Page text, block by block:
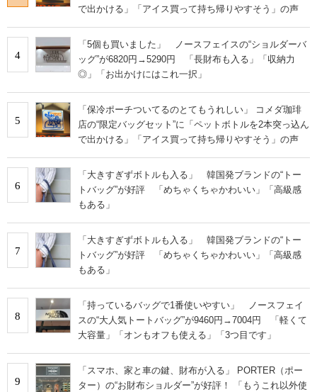
で出かける」「アイス買って持ち帰りやすそう」の声
4
「5個も買いました」 ノースフェイスの“ショルダーバ
ッグ”が6820円→5290円 「長財布も入る」「収納力
◎」「お出かけにはこれ一択」
5
「保冷ポーチついてるのとてもうれしい」 コメダ珈琲
店の“限定バッグセット”に「ペットボトルを2本突っ込ん
で出かける」「アイス買って持ち帰りやすそう」の声
6
「大きすぎずボトルも入る」 韓国発ブランドの“トー
トバッグ”が好評 「めちゃくちゃかわいい」「高級感
もある」
7
「大きすぎずボトルも入る」 韓国発ブランドの“トー
トバッグ”が好評 「めちゃくちゃかわいい」「高級感
もある」
8
「持っているバッグで1番使いやすい」 ノースフェイ
スの“大人気トートバッグ”が9460円→7004円 「軽くて
大容量」「オンもオフも使える」「3つ目です」
9
「スマホ、家と車の鍵、財布が入る」 PORTER（ポー
ター）の“お財布ショルダー”が好評！ 「もうこれ以外使